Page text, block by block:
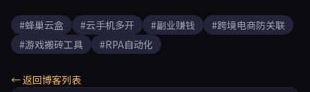
#蜂巢云盒 #云手机多开 #副业赚钱
#跨境电商防关联
#游戏搬砖工具
#RPA自动化
← 返回博客列表